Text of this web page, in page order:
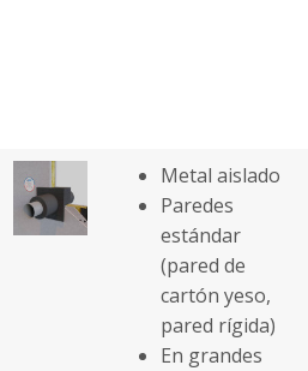
Metal aislado
Paredes
estándar
(pared de
cartón yeso,
pared rígida)
En grandes